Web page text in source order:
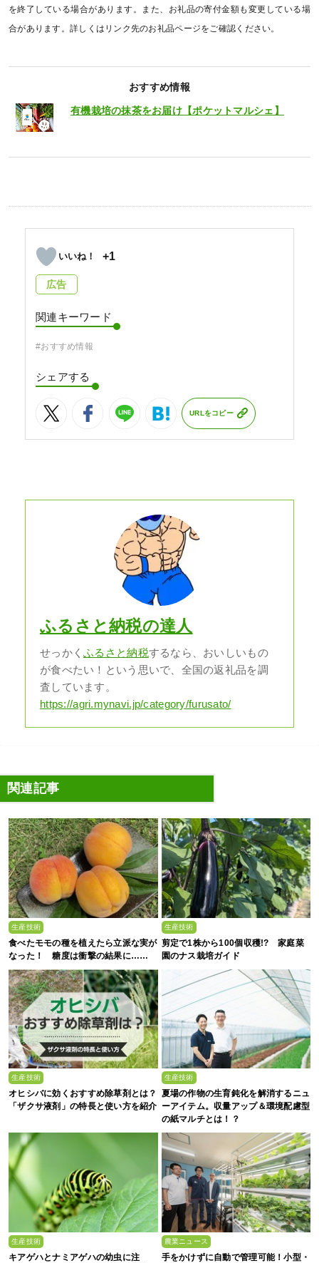
を終了している場合があります。また、お礼品の寄付金額も変更している場
合があります。詳しくはリンク先のお礼品ページをご確認ください。
おすすめ情報
有機栽培の抹茶をお届け【ポケットマルシェ】
+1
広告
関連キーワード
#おすすめ情報
シェアする
URLをコピー
ふるさと納税の達人
せっかくふるさと納税するなら、おいしいもの
が食べたい！という思いで、全国の返礼品を調
査しています。
https://agri.mynavi.jp/category/furusato/
関連記事
生産技術
食べたモモの種を植えたら立派な実が
なった！ 糖度は衝撃の結果に……
生産技術
剪定で1株から100個収穫!? 家庭菜
園のナス栽培ガイド
生産技術
オヒシバに効くおすすめ除草剤とは？
「ザクサ液剤」の特長と使い方を紹介
生産技術
夏場の作物の生育鈍化を解消するニュ
ーアイテム。収量アップ＆環境配慮型
の紙マルチとは！？
生産技術
キアゲハとナミアゲハの幼虫に注
農業ニュース
手をかけずに自動で管理可能！小型・